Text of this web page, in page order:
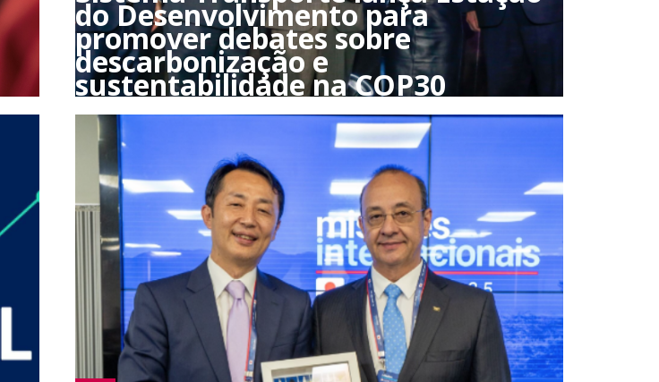
do Desenvolvimento para
promover debates sobre
descarbonização e
sustentabilidade na COP30